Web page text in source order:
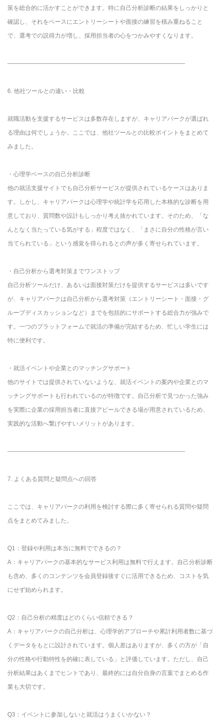
策を総合的に活かすことができます。特に自己分析診断の結果をしっかりと
確認し、それをベースにエントリーシートや面接の練習を積み重ねること
で、選考での説得力が増し、採用担当者の心をつかみやすくなります。
――――――――――――――――――――――――――――――
6. 他社ツールとの違い・比較
就職活動を支援するサービスは多数存在しますが、キャリアパークが選ばれ
る理由は何でしょうか。ここでは、他社ツールとの比較ポイントをまとめて
みました。
・心理学ベースの自己分析診断
他の就活支援サイトでも自己分析サービスが提供されているケースはありま
す。しかし、キャリアパークは心理学や統計学を応用した本格的な診断を用
意しており、質問数や設計もしっかり考え抜かれています。そのため、「な
んとなく当たっている気がする」程度ではなく、「まさに自分の性格が言い
当てられている」という感覚を得られるとの声が多く寄せられています。
・自己分析から選考対策までワンストップ
自己分析ツールだけ、あるいは面接対策だけを提供するサービスは多いです
が、キャリアパークは自己分析から選考対策（エントリーシート・面接・グ
ループディスカッションなど）までを包括的にサポートする総合力が強みで
す。一つのプラットフォームで就活の準備が完結するため、忙しい学生には
特に便利です。
・就活イベントや企業とのマッチングサポート
他のサイトでは提供されていないような、就活イベントの案内や企業とのマ
ッチングサポートも行われているのが特徴です。自己分析で見つかった強み
を実際に企業の採用担当者に直接アピールできる場が用意されているため、
実践的な活動へ繋げやすいメリットがあります。
――――――――――――――――――――――――――――――
7. よくある質問と疑問点への回答
ここでは、キャリアパークの利用を検討する際に多く寄せられる質問や疑問
点をまとめてみました。
Q1：登録や利用は本当に無料でできるの？
A：キャリアパークの基本的なサービス利用は無料で行えます。自己分析診断
も含め、多くのコンテンツを会員登録後すぐに活用できるため、コストを気
にせず始められます。
Q2：自己分析の精度はどのくらい信頼できる？
A：キャリアパークの自己分析は、心理学的アプローチや累計利用者数に基づ
くデータをもとに設計されています。個人差はありますが、多くの方が「自
分の性格や行動特性を的確に表している」と評価しています。ただし、自己
分析結果はあくまでヒントであり、最終的には自分自身の言葉でまとめる作
業も大切です。
Q3：イベントに参加しないと就活はうまくいかない？